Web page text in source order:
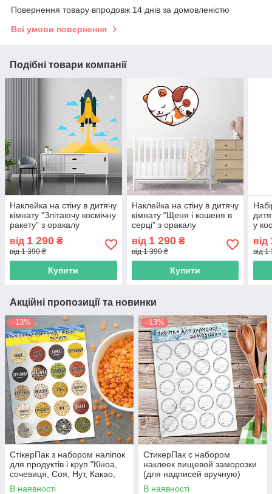
Повернення товару впродовж 14 днів за домовленістю
Всі умови повернення
Подібні товари компанії
Наклейка на стіну в дитячу
кімнату "Злітаючу космічну
ракету" з оракалу
від 1 290 ₴
від 1 390 ₴
Купити
Наклейка на стіну в дитячу
кімнату "Щеня і кошеня в
серці" з оракалу
від 1 290₴
від 1 390 ₴
Купити
у
від
від
Акційні пропозиції та новинки
–13%
СтікерПак з набором наліпок
для продуктів і круп "Кіноа,
сочевиця, Соя, Нут, Какао,
Сода, Чіа, Маш та ін."
В наявності
–13%
СтикерПак с набором
наклеек пищевой заморозки
(для надписей вручную)
В наявності